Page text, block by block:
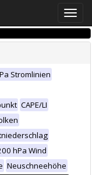
Toggle
Stromlinien
CAPE/LI
hPa Wind
Neuschneehöhe